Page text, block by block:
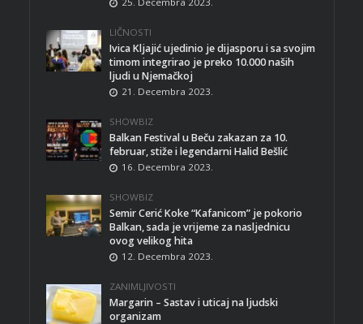
LIČNOSTI
Ivica Kljajić ujedinio je dijasporu i sa svojim
timom integrirao je preko 10.000 naših
ljudi u Njemačkoj
21. Decembra 2023.
SHOWBIZ
Balkan Festival u Beču zakazan za 10.
februar, stiže i legendarni Halid Bešlić
16. Decembra 2023.
SHOWBIZ
Semir Cerić Koke “Kafanicom” je pokorio
Balkan, sada je vrijeme za nasljednicu
ovog velikog hita
12. Decembra 2023.
ZANIMLJIVOSTI
Margarin – Sastav i uticaj na ljudski
organizam